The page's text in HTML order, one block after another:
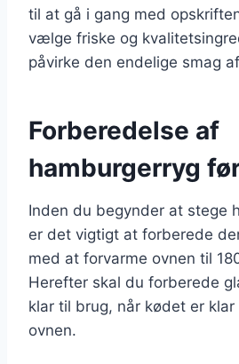
til at gå i gang med
vælge friske og
påvirke den endelige smag
Forberedelse af
hamburgerryg
Inden du begynder at stege
er det vigtigt at forberede
med at forvarme ovnen til
Herefter skal du forberede
klar til brug, når kødet er
ovnen.